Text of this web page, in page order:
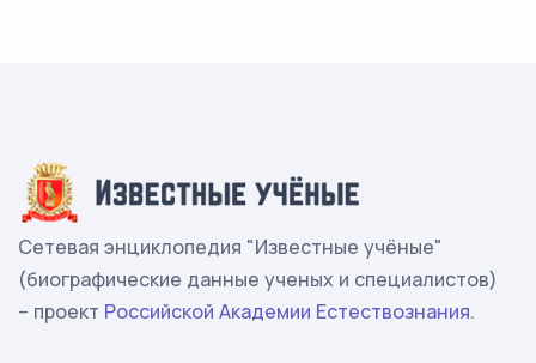
Сетевая энциклопедия "Известные учёные"
(биографические данные ученых и специалистов)
– проект Российской Академии Естествознания.